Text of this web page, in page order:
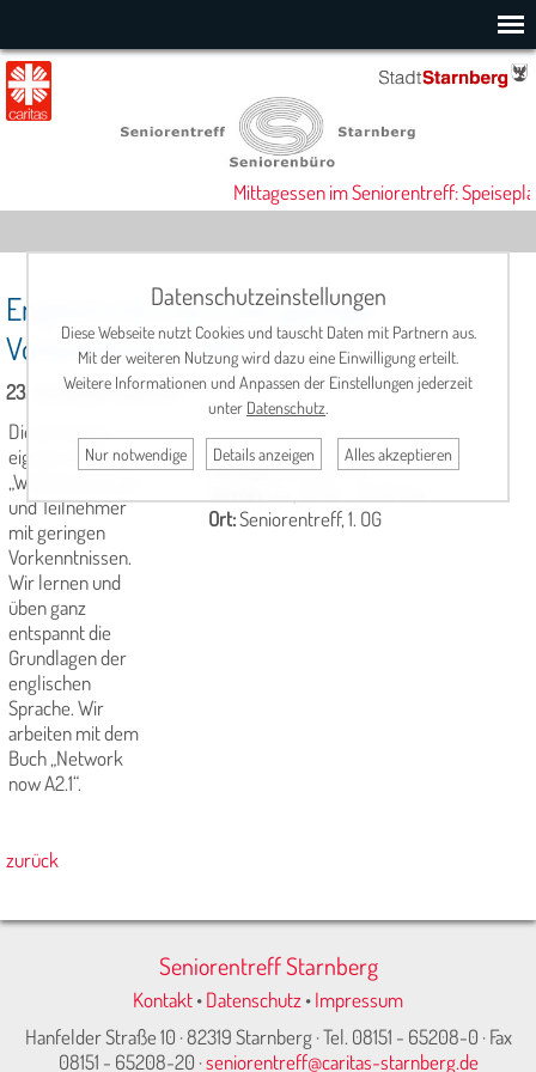
Mittagessen im Seniorentreff:
Englisch mit Frau Frost (geringe
Vorkenntnisse - A2)
23. Juli 2026, 15:00 Uhr
Diese Gruppe
eignet sich für
„Wiedereinsteiger“
und Teilnehmer
mit geringen
Vorkenntnissen.
Wir lernen und
üben ganz
entspannt die
Grundlagen der
englischen
Sprache. Wir
arbeiten mit dem
Buch „Network
now A2.1“.
Leitung: Dianne Frost
Termin:Do., 15.00 – 16.30 Uhr
Ort:Seniorentreff, 1. OG
zurück
Seniorentreff Starnberg
Kontakt•Datenschutz•Impressum
Hanfelder Straße 10 · 82319 Starnberg · Tel. 08151 - 65208-0 · Fax
08151 - 65208-20 ·seniorentreff@caritas-starnberg.de
Datenschutzeinstellungen
Diese Webseite nutzt Cookies und tauscht Daten mit Partnern aus.
Mit der weiteren Nutzung wird dazu eine Einwilligung erteilt.
Weitere Informationen und Anpassen der Einstellungen jederzeit
unter Datenschutz
Nur notwendige Details anzeigen Alles akzeptieren